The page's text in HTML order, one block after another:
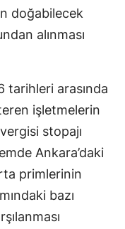
doğabilecek
alınması
tarihleri arasında
işletmelerin
stopajı
Ankara’daki
primlerinin
bazı